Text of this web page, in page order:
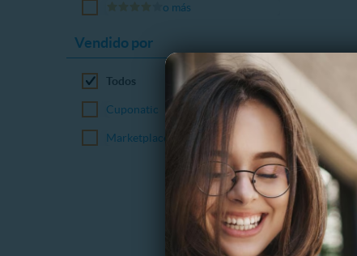
o más
Vendido por
Todos
Cuponatic
Marketplace